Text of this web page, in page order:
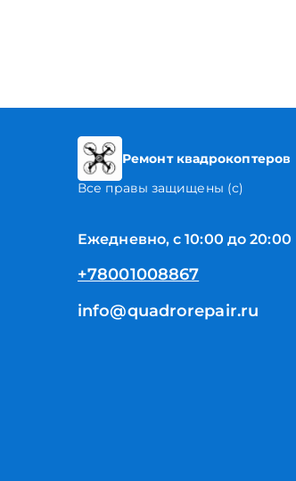
Ремонт квадрокоптеров
Все правы защищены (с)
Ежедневно, с 10:00 до 20:00
+78001008867
info@quadrorepair.ru